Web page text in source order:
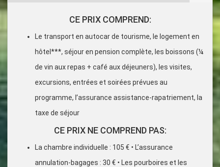
CE PRIX COMPREND:
Le transport en autocar de tourisme, le logement en
hôtel***, séjour en pension complète, les boissons (¼
de vin aux repas + café aux déjeuners), les visites,
excursions, entrées et soirées prévues au
programme, l’assurance assistance-rapatriement, la
taxe de séjour
CE PRIX NE COMPREND PAS:
La chambre individuelle : 105 € • L’assurance
annulation-bagages : 30 € • Les pourboires et les